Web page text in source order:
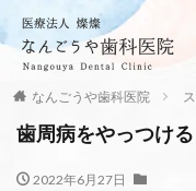
なんごうや歯科医院
歯周病をやっつける
2022年6月27日